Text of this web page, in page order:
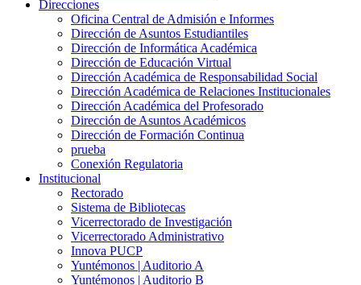
Direcciones
Oficina Central de Admisión e Informes
Dirección de Asuntos Estudiantiles
Dirección de Informática Académica
Dirección de Educación Virtual
Dirección Académica de Responsabilidad Social
Dirección Académica de Relaciones Institucionales
Dirección Académica del Profesorado
Dirección de Asuntos Académicos
Dirección de Formación Continua
prueba
Conexión Regulatoria
Institucional
Rectorado
Sistema de Bibliotecas
Vicerrectorado de Investigación
Vicerrectorado Administrativo
Innova PUCP
Yuntémonos | Auditorio A
Yuntémonos | Auditorio B